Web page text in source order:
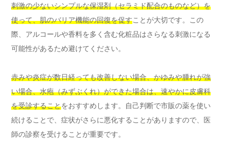
刺激の少ないシンプルな保湿剤（セラミド配合のものなど）を
使って、肌のバリア機能の回復を促すことが大切です。この
際、アルコールや香料を多く含む化粧品はさらなる刺激になる
可能性があるため避けてください。
赤みや炎症が数日経っても改善しない場合、かゆみや腫れが強
い場合、水疱（みずぶくれ）ができた場合は、速やかに皮膚科
を受診することをおすすめします。自己判断で市販の薬を使い
続けることで、症状がさらに悪化することがありますので、医
師の診察を受けることが重要です。